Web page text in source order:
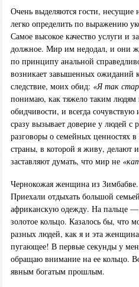
Очень выделяются гости, несущие
легко определить по выражению
Самое высокое качество услуги и
должное. Мир им недодал, и они
по принципу анальной
возникает завышенных ожиданий
следствие, моих обид: «Я так
понимаю, как тяжело таким
обидчивости, и всегда
сразу вызывает доверие у людей
разговоры о семейных ценностях в
страны, в которой я живу, делают
заставляют думать, что мир не
Чернокожая женщина из
Приехали отдыхать большой
африканскую одежду. На пальце —
золотое кольцо. Казалось бы, что
разных людей, как я и эта
пугающее! В первые секунды у
обращаю внимание на ее кольцо.
явным богатым прошлым.